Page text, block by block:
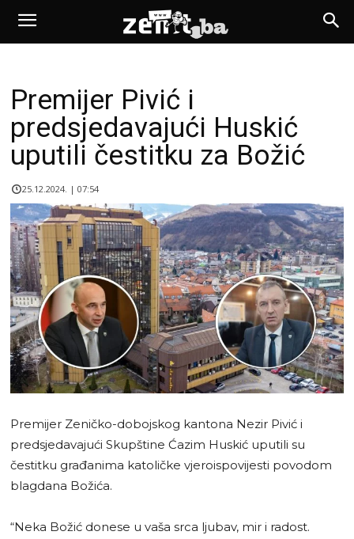
Premijer Pivić i
predsjedavajući Huskić
uputili čestitku za Božić
25.12.2024. | 07:54
Premijer Zeničko-dobojskog kantona Nezir Pivić i
predsjedavajući Skupštine Ćazim Huskić uputili su
čestitku građanima katoličke vjeroispovijesti povodom
blagdana Božića.
“Neka Božić donese u vaša srca ljubav, mir i radost.